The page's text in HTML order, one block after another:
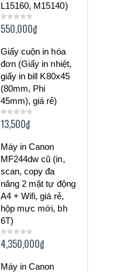
L15160, M15140)
0
out
550,000₫
Giấy cuộn in hóa
đơn (Giấy in nhiệt,
giấy in bill K80x45
(80mm, Phi
45mm), giá rẻ)
0
out
13,500₫
Máy in Canon
MF244dw cũ (in,
scan, copy đa
năng 2 mặt tự động
A4 + Wifi, giá rẻ,
hộp mực mới, bh
6T)
0
out
4,350,000₫
Máy in Canon